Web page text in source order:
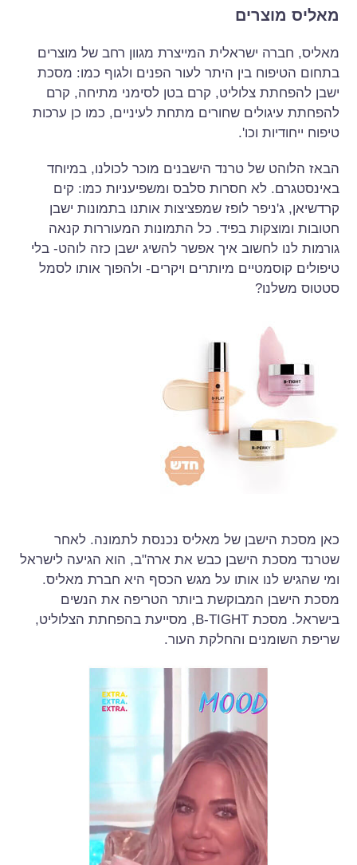
מאליס מוצרים
מאליס, חברה ישראלית המייצרת מגוון רחב של מוצרים
בתחום הטיפוח בין היתר לעור הפנים ולגוף כמו: מסכת
ישבן להפחתת צלוליט, קרם בטן לסימני מתיחה, קרם
להפחתת עיגולים שחורים מתחת לעיניים, כמו כן ערכות
טיפוח ייחודיות וכו'.
הבאז הלוהט של טרנד הישבנים מוכר לכולנו, במיוחד
באינסטגרם. לא חסרות סלבס ומשפיעניות כמו: קים
קרדשיאן, ג'ניפר לופז שמפציצות אותנו בתמונות ישבן
חטובות ומוצקות בפיד. כל התמונות המעוררות קנאה
גורמות לנו לחשוב איך אפשר להשיג ישבן כזה לוהט- בלי
טיפולים קוסמטיים מיותרים ויקרים- ולהפוך אותו לסמל
סטטוס משלנו?
כאן מסכת הישבן של מאליס נכנסת לתמונה. לאחר
שטרנד מסכת הישבן כבש את ארה"ב, הוא הגיעה לישראל
ומי שהגיש לנו אותו על מגש הכסף היא חברת מאליס.
מסכת הישבן המבוקשת ביותר הטריפה את הנשים
בישראל. מסכת B-TIGHT, מסייעת בהפחתת הצלוליט,
שריפת השומנים והחלקת העור.